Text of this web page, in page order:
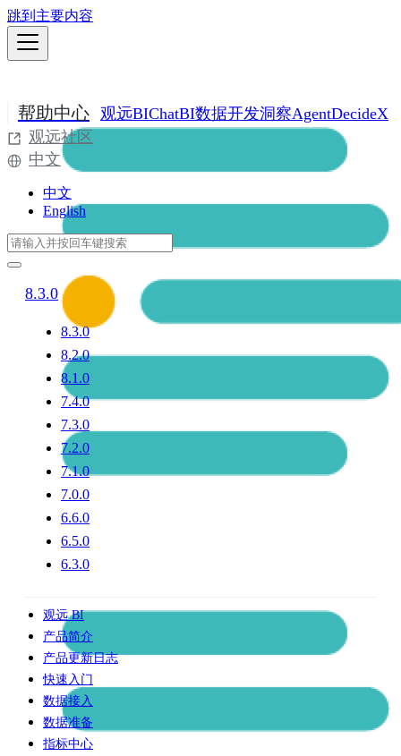
跳到主要内容
帮助中心 观远BIChatBI数据开发洞察AgentDecideX
观远社区
中文
中文
English
8.3.0
8.3.0
8.2.0
8.1.0
7.4.0
7.3.0
7.2.0
7.1.0
7.0.0
6.6.0
6.5.0
6.3.0
观远 BI
产品简介
产品更新日志
快速入门
数据接入
数据准备
指标中心